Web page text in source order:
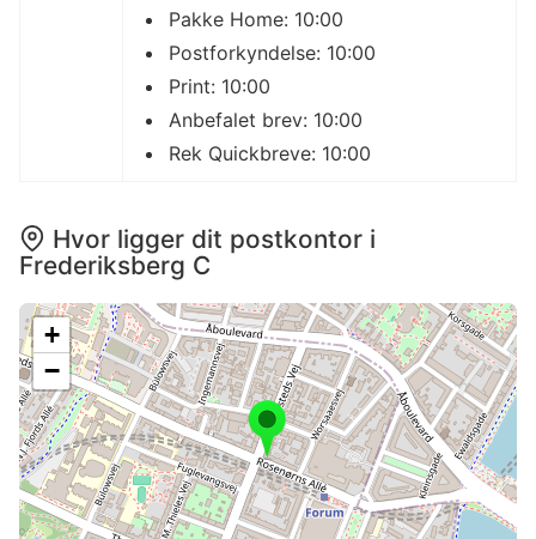
Pakke Home: 10:00
Postforkyndelse: 10:00
Print: 10:00
Anbefalet brev: 10:00
Rek Quickbreve: 10:00
Hvor ligger dit postkontor i
Frederiksberg C
+
−